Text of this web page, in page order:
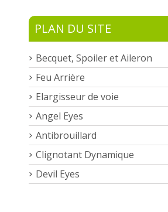
PLAN DU SITE
Becquet, Spoiler et Aileron
Feu Arrière
Elargisseur de voie
Angel Eyes
Antibrouillard
Clignotant Dynamique
Devil Eyes